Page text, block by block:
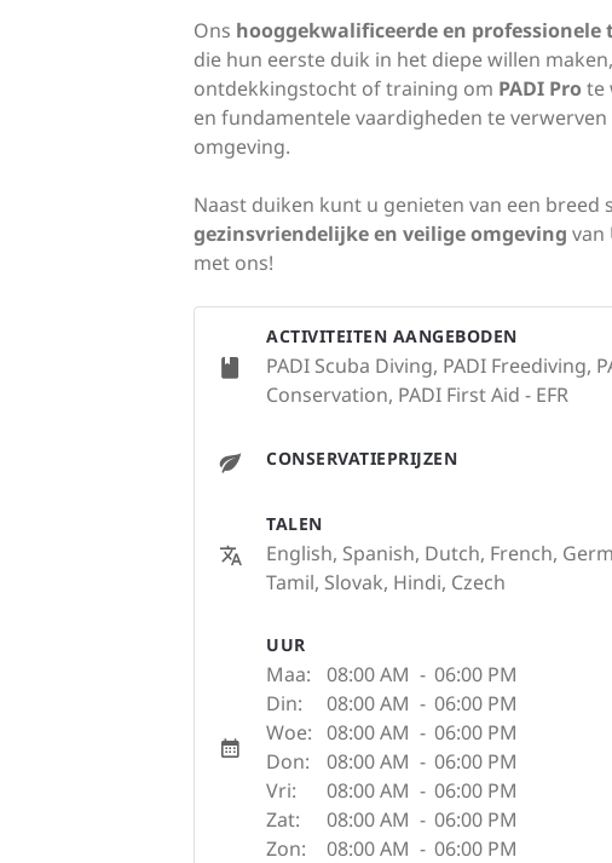
Ons hooggekwalificeerde en professionele
die hun eerste duik in het diepe willen
ontdekkingstocht of training om PADI Pro te
en fundamentele vaardigheden te
omgeving.
Naast duiken kunt u genieten van een breed
gezinsvriendelijke en veilige omgeving van
met ons!
ACTIVITEITEN AANGEBODEN
PADI Scuba Diving, PADI Freediving,
Conservation, PADI First Aid - EFR
CONSERVATIEPRIJZEN
TALEN
English, Spanish, Dutch, French,
Tamil, Slovak, Hindi, Czech
UUR
Maa: 08:00 AM - 06:00 PM
Din:
08:00 AM - 06:00 PM
Woe: 08:00 AM - 06:00 PM
Don:
08:00 AM - 06:00 PM
Vri:
08:00 AM - 06:00 PM
Zat:
08:00 AM - 06:00 PM
Zon:
08:00 AM - 06:00 PM